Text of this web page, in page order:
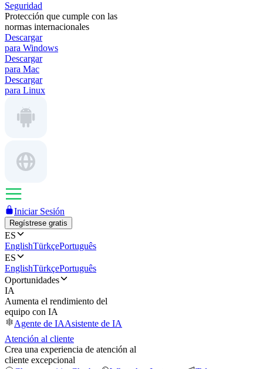
Seguridad
Protección que cumple con las
normas internacionales
Descargar
para Windows
Descargar
para Mac
Descargar
para Linux
Iniciar Sesión
Regístrese gratis
ES
EnglishTürkçePortuguês
ES
EnglishTürkçePortuguês
Oportunidades
IA
Aumenta el rendimiento del
equipo con IA
Agente de IAAsistente de IA
Atención al cliente
Crea una experiencia de atención al
cliente excepcional